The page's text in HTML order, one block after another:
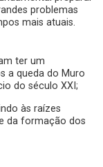
problemas
mais atuais.
ter um
a queda do Muro
do século XXI;
às raízes
da formação dos